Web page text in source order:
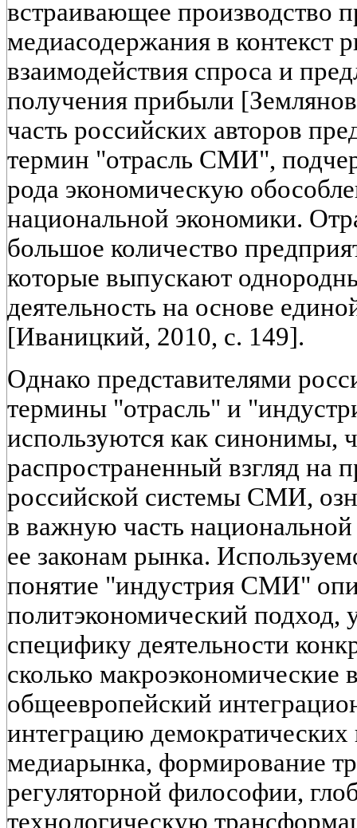
встраивающее производство
медиасодержания в контекст
взаимодействия спроса и
получения прибыли
часть российских авторов
термин "отрасль СМИ",
рода экономическую
национальной экономики.
большое количество
которые выпускают
деятельность на основе
[Иваницкий, 2010, с. 149].
Однако представителями
термины "отрасль" и
используются как синонимы,
распространенный взгляд на
российской системы СМИ,
в важную часть
ее законам рынка.
понятие "индустрия СМИ"
политэкономический подход,
специфику деятельности
сколько макроэкономические
общеевропейский
интеграцию демократических
медиарынка, формирование
регуляторной философии,
технологическую